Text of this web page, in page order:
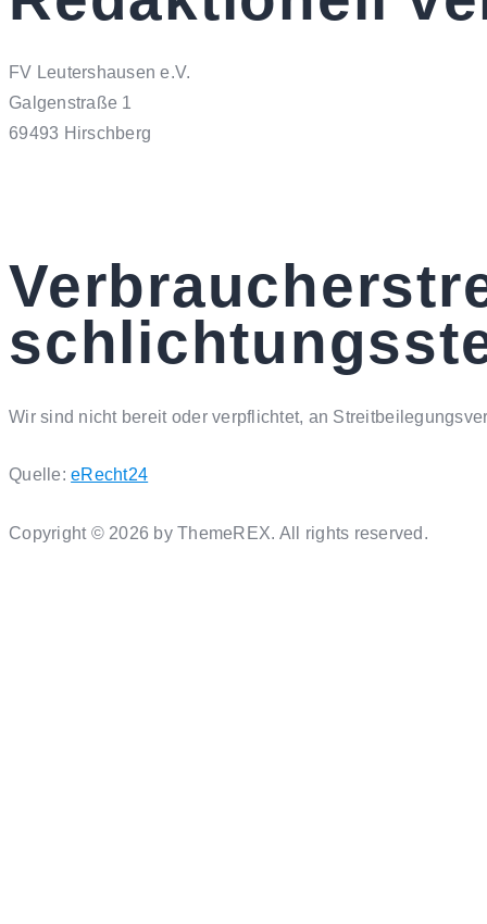
FV Leutershausen e.V.
Galgenstraße 1
69493 Hirschberg
Wir sind nicht bereit oder verpflichtet, an
Quelle:eRecht24
Copyright © 2026 by ThemeREX. All rights reserved.